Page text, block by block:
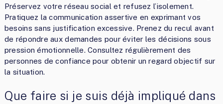
Préservez votre réseau social et refusez l’isolement.
Pratiquez la communication assertive en exprimant vos
besoins sans justification excessive. Prenez du recul avant
de répondre aux demandes pour éviter les décisions sous
pression émotionnelle. Consultez régulièrement des
personnes de confiance pour obtenir un regard objectif sur
la situation.
Que faire si je suis déjà impliqué dans